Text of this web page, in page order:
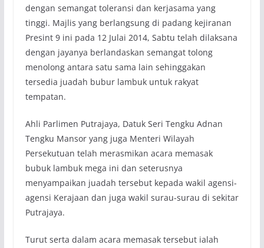
dengan semangat toleransi dan kerjasama yang
tinggi. Majlis yang berlangsung di padang kejiranan
Presint 9 ini pada 12 Julai 2014, Sabtu telah dilaksana
dengan jayanya berlandaskan semangat tolong
menolong antara satu sama lain sehinggakan
tersedia juadah bubur lambuk untuk rakyat
tempatan.
Ahli Parlimen Putrajaya, Datuk Seri Tengku Adnan
Tengku Mansor yang juga Menteri Wilayah
Persekutuan telah merasmikan acara memasak
bubuk lambuk mega ini dan seterusnya
menyampaikan juadah tersebut kepada wakil agensi-
agensi Kerajaan dan juga wakil surau-surau di sekitar
Putrajaya.
Turut serta dalam acara memasak tersebut ialah